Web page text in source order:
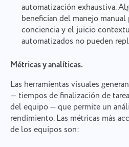
automatización exhaustiva.
benefician del manejo manual
conciencia y el juicio
automatizados no pueden
Métricas y analíticas.
Las herramientas visuales
— tiempos de finalización de
del equipo — que permite un
rendimiento. Las métricas más
de los equipos son: